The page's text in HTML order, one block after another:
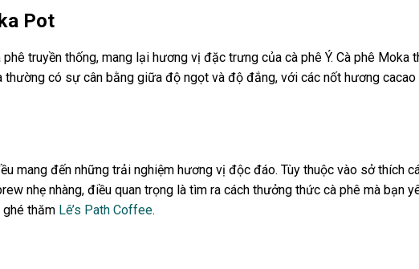
Pot
truyền thống, mang lại hương vị đặc trưng của cà phê Ý. Cà phê
thường có sự cân bằng giữa độ ngọt và độ đắng, với các nốt hương
mang đến những trải nghiệm hương vị độc đáo. Tùy thuộc vào sở thích
nhẹ nhàng, điều quan trọng là tìm ra cách thưởng thức cà phê mà bạn
ghé thăm Lê’s Path Coffee.